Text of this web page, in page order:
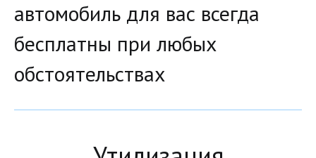
автомобиль для вас всегда
бесплатны при любых
обстоятельствах